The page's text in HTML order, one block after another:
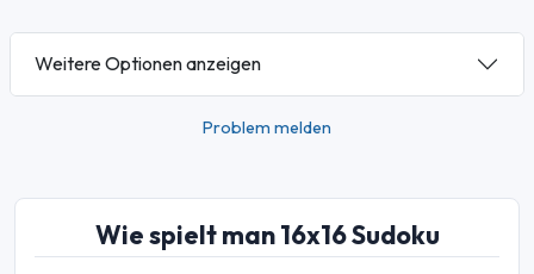
Weitere Optionen anzeigen
Problem melden
Wie spielt man 16x16 Sudoku